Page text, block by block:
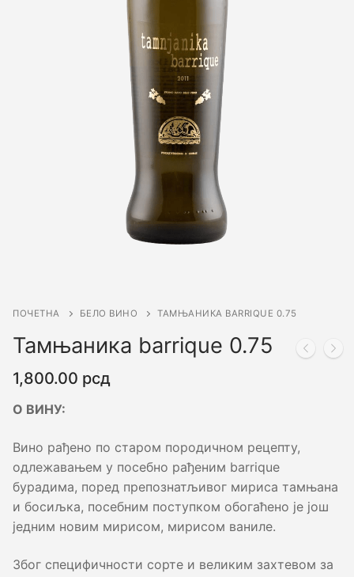
ПОЧЕТНА БЕЛО ВИНО ТАМЊАНИКА BARRIQUE 0.75
Тамњаника barrique 0.75
1,800.00 рсд
О ВИНУ:
Вино рађено по старом породичном рецепту,
одлежавањем у посебно рађеним barrique
бурадима, поред препознатљивог мириса тамњана
и босиљка, посебним поступком обогаћено је још
једним новим мирисом, мирисом ваниле.
Због специфичности сорте и великим захтевом за